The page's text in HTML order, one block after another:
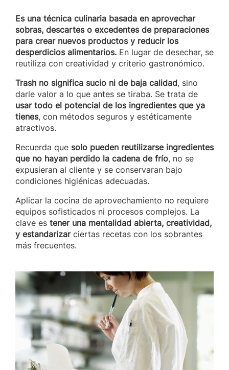
Es una técnica culinaria basada en aprovechar
sobras, descartes o excedentes de preparaciones
para crear nuevos productos y reducir los
desperdicios alimentarios. En lugar de desechar, se
reutiliza con creatividad y criterio gastronómico.
Trash no significa sucio ni de baja calidad, sino
darle valor a lo que antes se tiraba. Se trata de
usar todo el potencial de los ingredientes que ya
tienes, con métodos seguros y estéticamente
atractivos.
Recuerda que solo pueden reutilizarse ingredientes
que no hayan perdido la cadena de frío, no se
expusieran al cliente y se conservaran bajo
condiciones higiénicas adecuadas.
Aplicar la cocina de aprovechamiento no requiere
equipos sofisticados ni procesos complejos. La
clave es tener una mentalidad abierta, creatividad,
y estandarizarciertas recetas con los sobrantes
más frecuentes.